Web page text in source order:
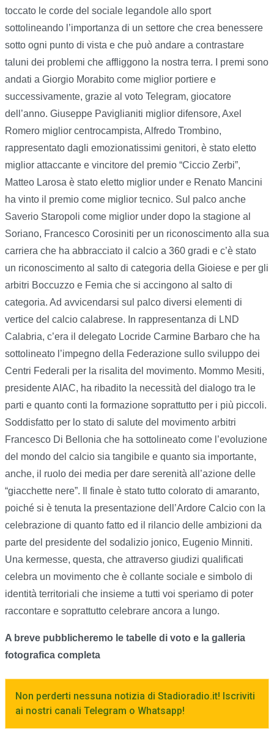
toccato le corde del sociale legandole allo sport
sottolineando l’importanza di un settore che crea benessere
sotto ogni punto di vista e che può andare a contrastare
taluni dei problemi che affliggono la nostra terra. I premi sono
andati a Giorgio Morabito come miglior portiere e
successivamente, grazie al voto Telegram, giocatore
dell’anno. Giuseppe Paviglianiti miglior difensore, Axel
Romero miglior centrocampista, Alfredo Trombino,
rappresentato dagli emozionatissimi genitori, è stato eletto
miglior attaccante e vincitore del premio “Ciccio Zerbi”,
Matteo Larosa è stato eletto miglior under e Renato Mancini
ha vinto il premio come miglior tecnico. Sul palco anche
Saverio Staropoli come miglior under dopo la stagione al
Soriano, Francesco Corosiniti per un riconoscimento alla sua
carriera che ha abbracciato il calcio a 360 gradi e c’è stato
un riconoscimento al salto di categoria della Gioiese e per gli
arbitri Boccuzzo e Femia che si accingono al salto di
categoria. Ad avvicendarsi sul palco diversi elementi di
vertice del calcio calabrese. In rappresentanza di LND
Calabria, c’era il delegato Locride Carmine Barbaro che ha
sottolineato l’impegno della Federazione sullo sviluppo dei
Centri Federali per la risalita del movimento. Mommo Mesiti,
presidente AIAC, ha ribadito la necessità del dialogo tra le
parti e quanto conti la formazione soprattutto per i più piccoli.
Soddisfatto per lo stato di salute del movimento arbitri
Francesco Di Bellonia che ha sottolineato come l’evoluzione
del mondo del calcio sia tangibile e quanto sia importante,
anche, il ruolo dei media per dare serenità all’azione delle
“giacchette nere”. Il finale è stato tutto colorato di amaranto,
poiché si è tenuta la presentazione dell’Ardore Calcio con la
celebrazione di quanto fatto ed il rilancio delle ambizioni da
parte del presidente del sodalizio jonico, Eugenio Minniti.
Una kermesse, questa, che attraverso giudizi qualificati
celebra un movimento che è collante sociale e simbolo di
identità territoriali che insieme a tutti voi speriamo di poter
raccontare e soprattutto celebrare ancora a lungo.
A breve pubblicheremo le tabelle di voto e la galleria
fotografica completa
Non perderti nessuna notizia di Stadioradio.it! Iscriviti
ai nostri canali Telegram o Whatsapp!